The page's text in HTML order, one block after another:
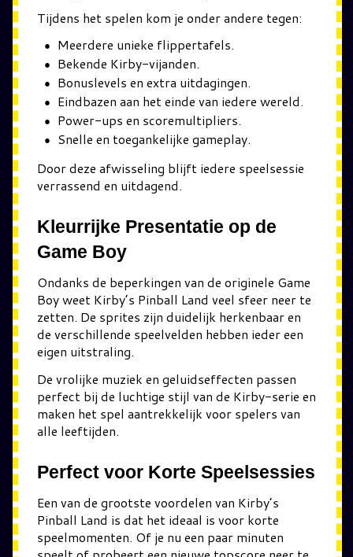
Tijdens het spelen kom je onder andere tegen:
Meerdere unieke flippertafels.
Bekende Kirby-vijanden.
Bonuslevels en extra uitdagingen.
Eindbazen aan het einde van iedere wereld.
Power-ups en scoremultipliers.
Snelle en toegankelijke gameplay.
Door deze afwisseling blijft iedere speelsessie
verrassend en uitdagend.
Kleurrijke Presentatie op de
Game Boy
Ondanks de beperkingen van de originele Game
Boy weet Kirby’s Pinball Land veel sfeer neer te
zetten. De sprites zijn duidelijk herkenbaar en
de verschillende speelvelden hebben ieder een
eigen uitstraling.
De vrolijke muziek en geluidseffecten passen
perfect bij de luchtige stijl van de Kirby-serie en
maken het spel aantrekkelijk voor spelers van
alle leeftijden.
Perfect voor Korte Speelsessies
Een van de grootste voordelen van Kirby’s
Pinball Land is dat het ideaal is voor korte
speelmomenten. Of je nu een paar minuten